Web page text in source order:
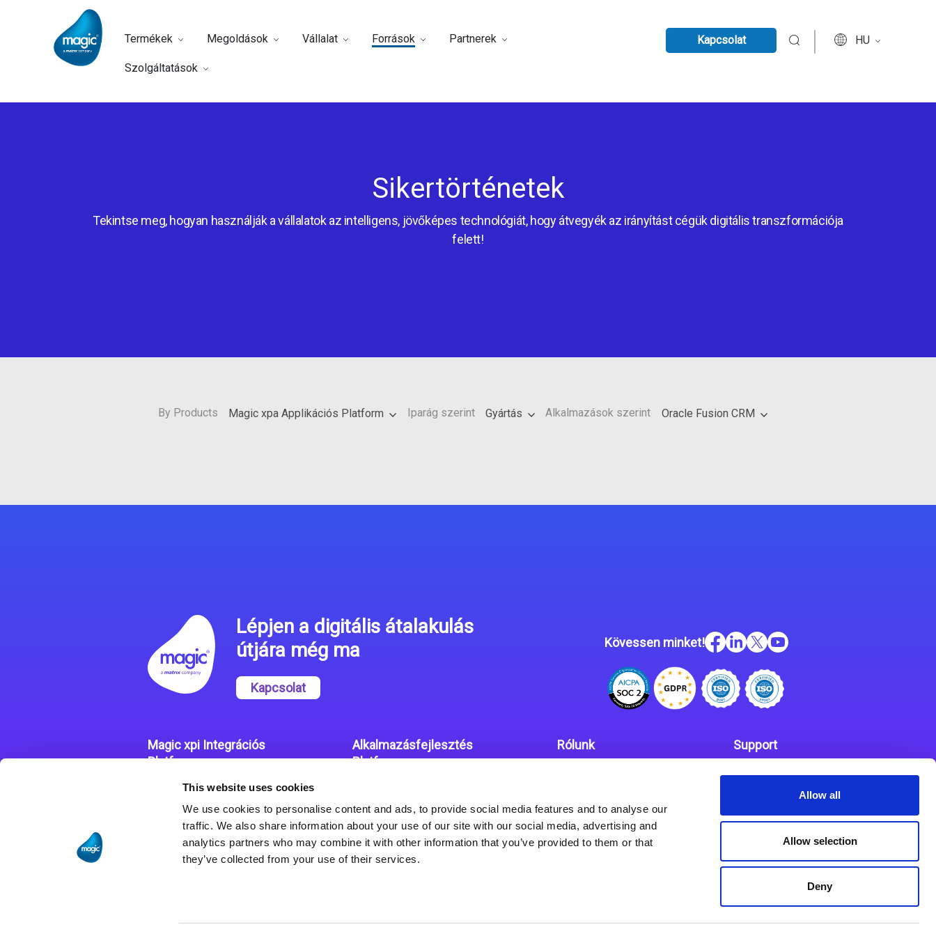
This website uses cookies
We use cookies to personalise content and ads, to provide social media features and to analyse our
traffic. We also share information about your use of our site with our social media, advertising and
analytics partners who may combine it with other information that you’ve provided to them or that
they’ve collected from your use of their services.
Allow all
Allow selection
Deny
Termékek Megoldások Vállalat Források Partnerek
Szolgáltatások
Kapcsolat HU
Sikertörténetek
Tekintse meg, hogyan használják a vállalatok az intelligens, jövőképes technológiát, hogy átvegyék az irányítást cégük digitális transzformációja
felett!
By Products Magic xpa Applikációs Platform Iparág szerint Gyártás Alkalmazások szerint Oracle Fusion CRM
Lépjen a digitális átalakulás
útjára még ma
Kapcsolat
Kövessen minket!
Magic xpi Integrációs
Platform
Integrációs Platform
Sikertörténetek
Alkalmazásfejlesztés
Platform
platform
Magic xpa Web Alkalmazás
Keretrendszer
Rólunk
Support
Kapcsolat